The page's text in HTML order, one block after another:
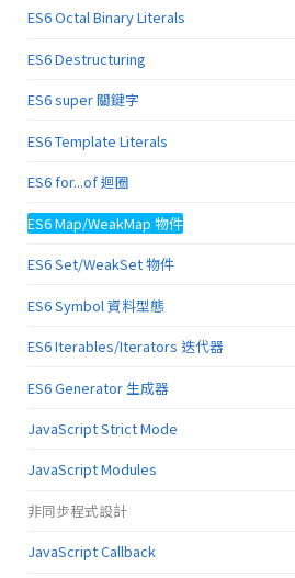
ES6 Octal Binary Literals
ES6 Destructuring
ES6 super 關鍵字
ES6 Template Literals
ES6 for...of 迴圈
ES6 Map/WeakMap 物件
ES6 Set/WeakSet 物件
ES6 Symbol 資料型態
ES6 Iterables/Iterators 迭代器
ES6 Generator 生成器
JavaScript Strict Mode
JavaScript Modules
非同步程式設計
JavaScript Callback